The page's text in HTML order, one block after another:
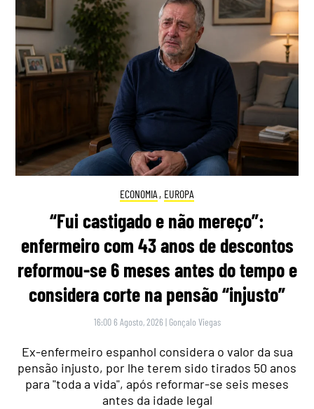
ECONOMIA , EUROPA
“Fui castigado e não mereço”:
enfermeiro com 43 anos de descontos
reformou-se 6 meses antes do tempo e
considera corte na pensão “injusto”
16:00 6 Agosto, 2026 | Gonçalo Viegas
Ex-enfermeiro espanhol considera o valor da sua
pensão injusto, por lhe terem sido tirados 50 anos
para "toda a vida", após reformar-se seis meses
antes da idade legal